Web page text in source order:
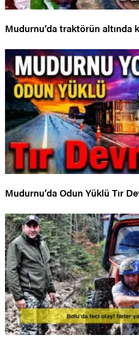
Mudurnu’da traktörün altında
Mudurnu’da Odun Yüklü Tır